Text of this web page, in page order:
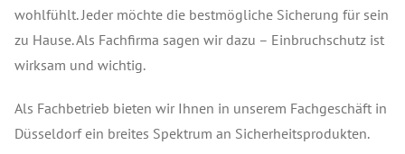
wohlfühlt. Jeder möchte die bestmögliche Sicherung für sein
zu Hause. Als Fachfirma sagen wir dazu – Einbruchschutz ist
wirksam und wichtig.
Als Fachbetrieb bieten wir Ihnen in unserem Fachgeschäft in
Düsseldorf ein breites Spektrum an Sicherheitsprodukten.